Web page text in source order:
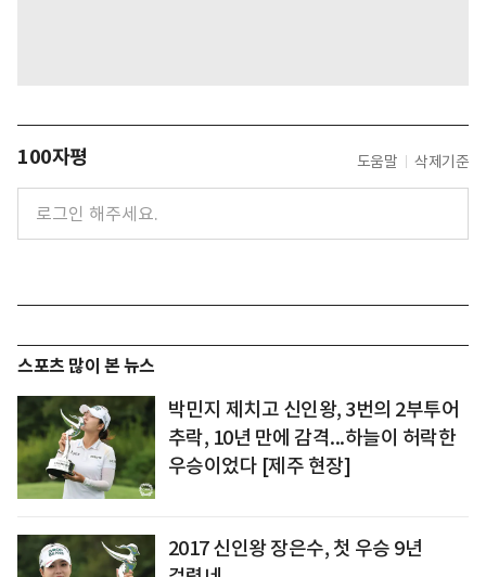
100자평 도움말 삭제기준
스포츠 많이 본 뉴스
박민지 제치고 신인왕, 3번의 2부투어
추락, 10년 만에 감격...하늘이 허락한
우승이었다 [제주 현장]
2017 신인왕 장은수, 첫 우승 9년